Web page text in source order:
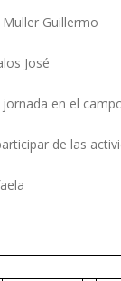
Guillermo
José
en el
de las